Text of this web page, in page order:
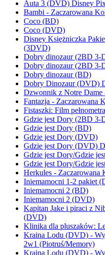
Auta 3 (DVD) Disney
Bambi - Zaczarowana
Coco (BD)
Coco (DVD)
Disney Księżniczka
(3DVD)
Dobry dinozaur (2BD 3-
Dobry dinozaur (2BD 3-
Dobry dinozaur (BD)
Dobry Dinozaur (DVD)
Dzwonnik z Notre
Fantazja - Zaczarowana
Fistaszki: Film
Gdzie jest Dory (2BD 3-
Gdzie jest Dory (BD)
Gdzie jest Dory (DVD)
Gdzie jest Dory (DVD)
Gdzie jest Dory/Gdzie
Gdzie jest Dory/Gdzie
Herkules -
Iniemamocni 1-2 pakiet
Iniemamocni 2 (BD)
Iniemamocni 2 (DVD)
Kapitan Jake i piraci z
(DVD)
Klinika dla pluszaków:
Kraina Lodu (DVD) -
2w1 (Piotruś/Memory)
Kraina Lodu (DVD) -